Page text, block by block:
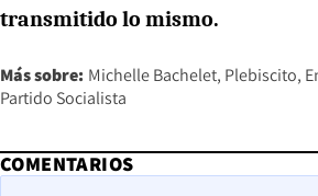
transmitido lo mismo.
Más sobre: Michelle Bachelet Plebiscito
Partido Socialista
COMENTARIOS